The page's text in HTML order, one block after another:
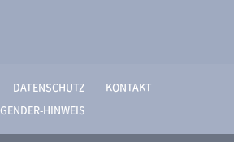
DATENSCHUTZ
KONTAKT
GENDER-HINWEIS